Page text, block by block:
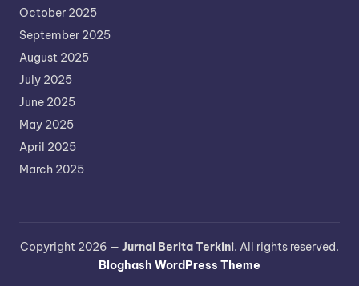
October 2025
September 2025
August 2025
July 2025
June 2025
May 2025
April 2025
March 2025
Copyright 2026 — Jurnal Berita Terkini. All rights reserved.
Bloghash WordPress Theme